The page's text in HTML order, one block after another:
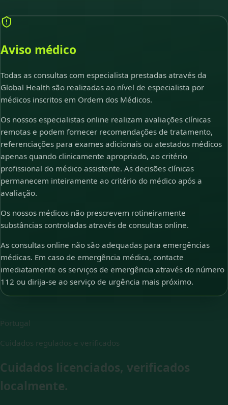
Aviso médico
Todas as consultas com especialista prestadas através da
Global Health são realizadas ao nível de especialista por
médicos inscritos em Ordem dos Médicos.
Os nossos especialistas online realizam avaliações clínicas
remotas e podem fornecer recomendações de tratamento,
referenciações para exames adicionais ou atestados médicos
apenas quando clinicamente apropriado, ao critério
profissional do médico assistente. As decisões clínicas
permanecem inteiramente ao critério do médico após a
avaliação.
Os nossos médicos não prescrevem rotineiramente
substâncias controladas através de consultas online.
As consultas online não são adequadas para emergências
médicas. Em caso de emergência médica, contacte
imediatamente os serviços de emergência através do número
112 ou dirija-se ao serviço de urgência mais próximo.
Portugal
Cuidados regulados e verificados
Cuidados licenciados, verificados
localmente.